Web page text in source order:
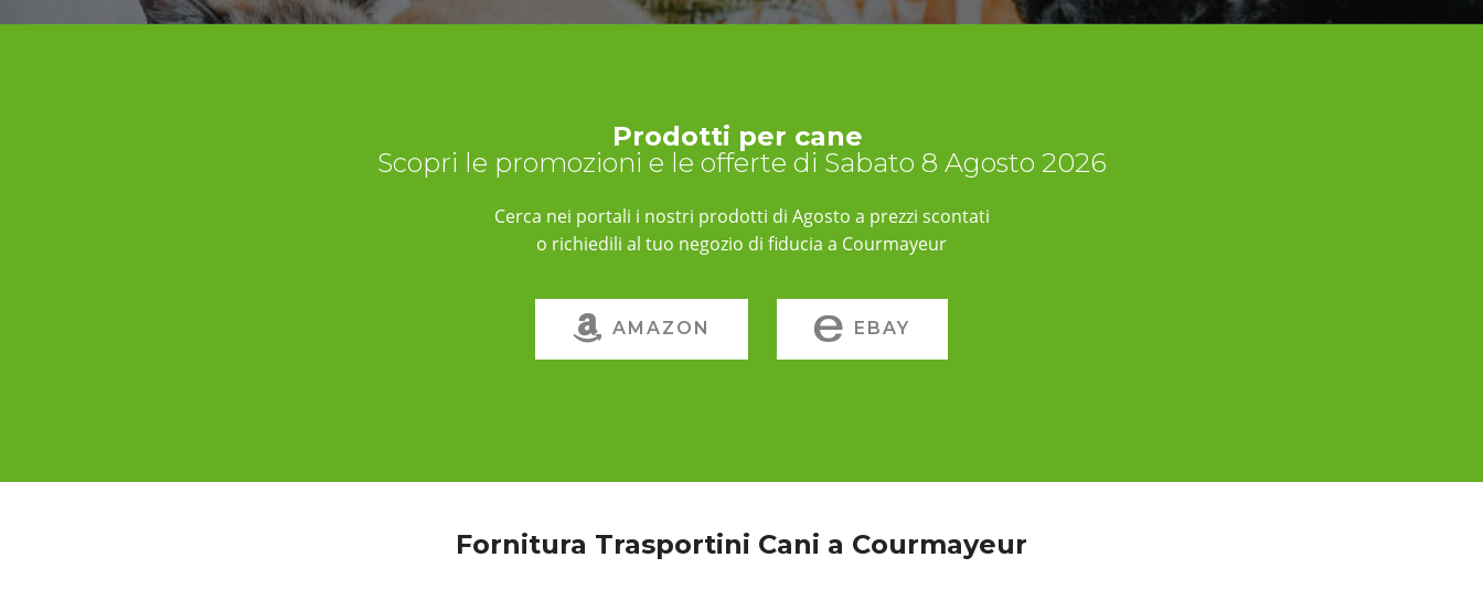
Prodotti per cane
Scopri le promozioni e le offerte di Sabato 8 Agosto 2026
Cerca nei portali i nostri prodotti di Agosto a prezzi scontati
o richiedili al tuo negozio di fiducia a Courmayeur
AMAZON EBAY
Fornitura Trasportini Cani a Courmayeur